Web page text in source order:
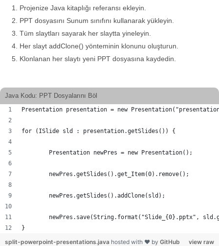
Projenize Java kitaplığı referansı ekleyin.
PPT dosyasını Sunum sınıfını kullanarak yükleyin.
Tüm slaytları sayarak her slaytta yineleyin.
Her slayt addClone() yönteminin klonunu oluşturun.
Klonlanan her slaytı yeni PPT dosyasına kaydedin.
Java Kodu: PPT Dosyalarını Böl
Presentation presentation = new
for (ISlide sld : presentation.getSlides()) {
	Presentation newPres = new Presentation();
	newPres.getSlides().addClone(sld);
newPres.save(String.format("Slide_{0}.pptx",
}
view raw
split-powerpoint-presentations.java hosted with ❤ by GitHub